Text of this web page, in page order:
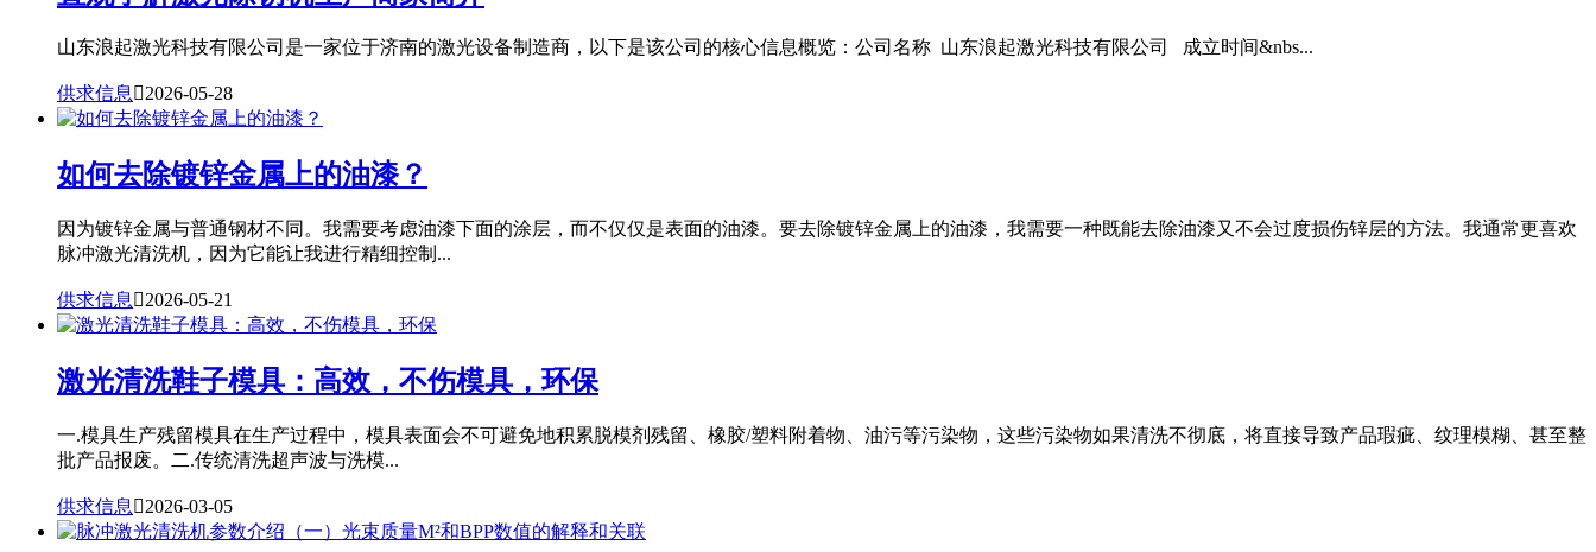
山东浪起激光科技有限公司是一家位于济南的激光设备制造商，以下是该公司的核心信息概览：公司名称 山东浪起激光科技有限公司 成立时间&nbs...
供求信息2026-05-28
如何去除镀锌金属上的油漆？
因为镀锌金属与普通钢材不同。我需要考虑油漆下面的涂层，而不仅仅是表面的油漆。要去除镀锌金属上的油漆，我需要一种既能去除油漆又不会过度损伤锌层的方法。我通常更喜欢
脉冲激光清洗机，因为它能让我进行精细控制...
供求信息 2026-05-21
激光清洗鞋子模具：高效，不伤模具，环保
一.模具生产残留模具在生产过程中，模具表面会不可避免地积累脱模剂残留、橡胶/塑料附着物、油污等污染物，这些污染物如果清洗不彻底，将直接导致产品瑕疵、纹理模糊、甚至整
批产品报废。二.传统清洗超声波与洗模...
供求信息 2026-03-05